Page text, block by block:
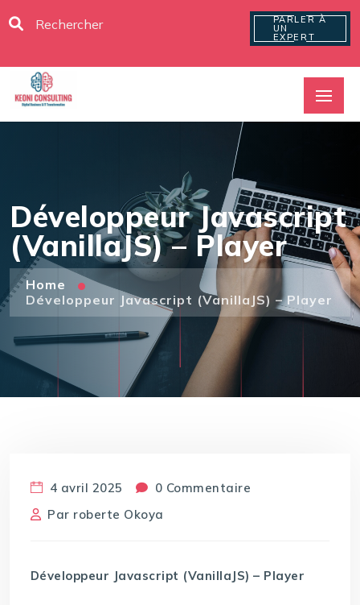
PARLER À
UN
EXPERT
Développeur Javascript
(VanillaJS) – Player
Home
Développeur Javascript (VanillaJS) – Player
4 avril 2025
0 Commentaire
Par roberte Okoya
Développeur Javascript (VanillaJS) – Player